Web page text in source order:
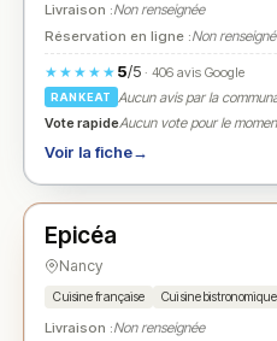
Livraison :Non renseignée
Réservation en ligne :Non
★★★★★ 5/5· 406 avis Google
RANKEAT
Aucun avis par la
Vote rapideAucun vote pour le
Voir la fiche→
★ N° 3
Epicéa
Nancy
Cuisine française Cuisine bistronomique
Livraison :Non renseignée